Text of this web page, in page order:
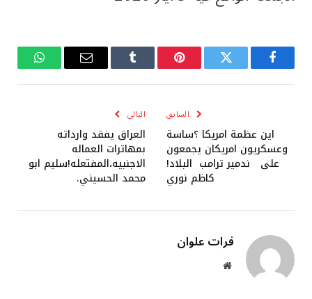
فيسبوك تويتر بينتيريستTumblr
البريد
واتساب
السابق
اين عظمة امريكا ؟ساسة
وعسكريون امريكان يجمعون
على ندمير ترامب البلاد!
كاظم نوري
التالي
العراق يفقد وارداته
بمهاترات العماله
الاجنبيه،المفتعله!سليم ابو
محمد الحسيني.
فرات علوان
موقع